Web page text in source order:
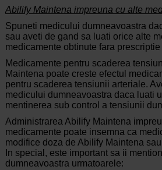
Abilify Maintena impreuna cu alte
Spuneti medicului dumneavoastra
sau aveti de gand sa luati orice alte
medicamente obtinute fara
Medicamente pentru scaderea
Maintena poate creste efectul
pentru scaderea tensiunii arteriale.
medicului dumneavoastra daca luati
mentinerea sub control a tensiunii
Administrarea Abilify Maintena
medicamente poate insemna ca
modifice doza de Abilify Maintena
In special, este important sa ii
dumneavoastra urmatoarele: